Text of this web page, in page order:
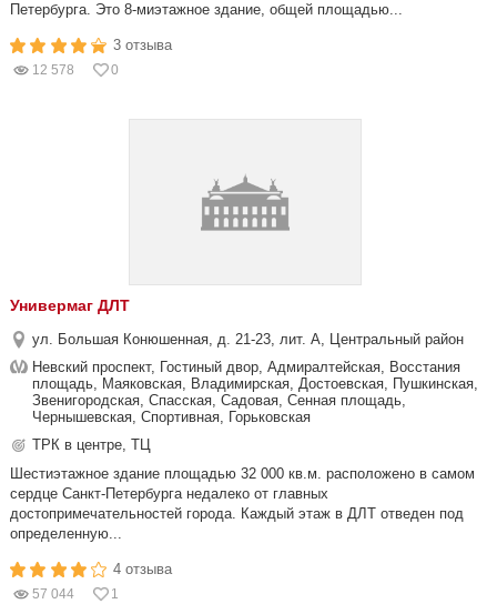
Петербурга. Это 8-миэтажное здание, общей площадью...
3 отзыва
12 578 0
Универмаг ДЛТ
ул. Большая Конюшенная, д. 21-23, лит. А, Центральный район
Невский проспект, Гостиный двор, Адмиралтейская, Восстания
площадь, Маяковская, Владимирская, Достоевская, Пушкинская,
Звенигородская, Спасская, Садовая, Сенная площадь,
Чернышевская, Спортивная, Горьковская
ТРК в центре, ТЦ
Шестиэтажное здание площадью 32 000 кв.м. расположено в самом
сердце Санкт-Петербурга недалеко от главных
достопримечательностей города. Каждый этаж в ДЛТ отведен под
определенную...
4 отзыва
57 044 1